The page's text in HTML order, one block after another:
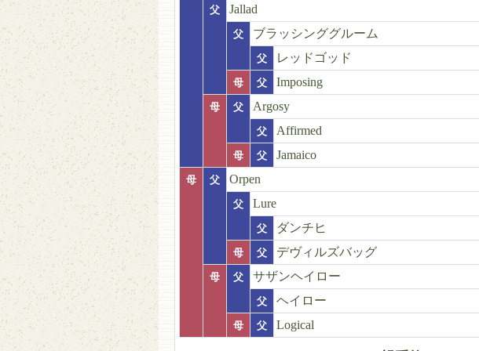
父 Jallad
父 ブラッシンググルーム
父 レッドゴッド
母 父 Imposing
母 父 Argosy
父 Affirmed
母 父 Jamaico
母 父 Orpen
父 Lure
父 ダンチヒ
母 父 デヴィルズバッグ
母 父 サザンヘイロー
父 ヘイロー
母 父 Logical